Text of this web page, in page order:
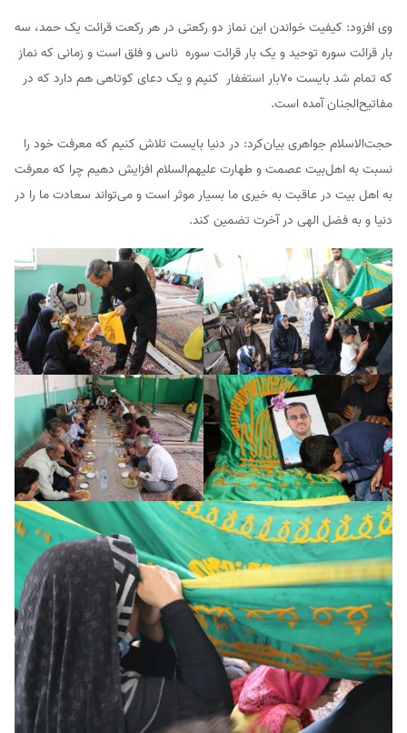
وی افزود: کیفیت خواندن این نماز دو رکعتی در هر رکعت قرائت یک حمد، سه
بار قرائت سوره توحید و یک بار قرائت سوره ناس و فلق است و زمانی که نماز
که تمام شد بایست ۷۰بار استغفار کنیم و یک دعای کوتاهی هم دارد که در
مفاتیح‌الجنان آمده است.
حجت‌الاسلام جواهری بیان‌کرد: در دنیا بایست تلاش کنیم که معرفت خود را
نسبت به اهل‌بیت عصمت و طهارت علیهم‌السلام افزایش دهیم چرا که معرفت
به اهل بیت در عاقبت به‌ خیری ما بسیار موثر است و می‌تواند سعادت ما را در
دنیا و به فضل الهی در آخرت تضمین کند.